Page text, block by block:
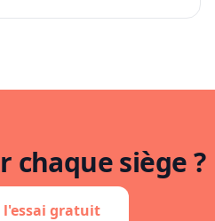
chaque siège ?
l'essai gratuit